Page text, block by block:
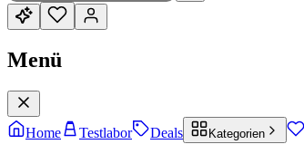
Menü
Home Testlabor Deals Kategorien